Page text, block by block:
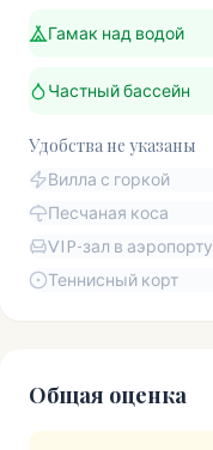
Гамак над водой
Частный бассейн
Удобства не указаны
Вилла с горкой
Песчаная коса
VIP-зал в аэропорту
Теннисный корт
Общая оценка